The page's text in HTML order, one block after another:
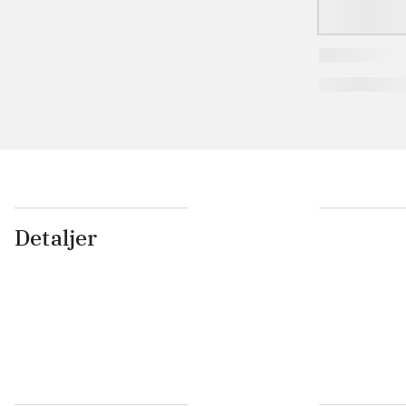
Detaljer